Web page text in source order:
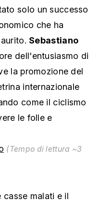
solo un successo
che ha
Sebastiano
dell'entusiasmo di
la promozione del
internazionale
come il ciclismo
le folle e
(Tempo di lettura ~3
casse malati e il